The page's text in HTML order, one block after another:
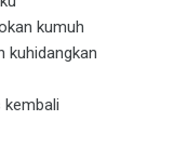
kumuh
kuhidangkan
kembali